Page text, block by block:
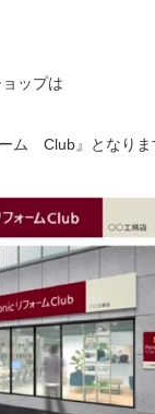
ップは
ーム Club』となりま